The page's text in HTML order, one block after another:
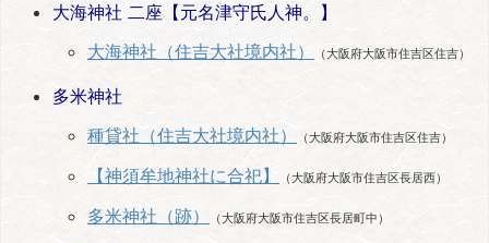
大海神社 二座【元名津守氏人神。】
大海神社（住吉大社境内社）
（大阪府大阪市住吉区住吉）
多米神社
種貸社（住吉大社境内社）
（大阪府大阪市住吉区住吉）
【神須牟地神社に合祀】 （大阪府大阪市住吉区長居西）
多米神社（跡） （大阪府大阪市住吉区長居町中）